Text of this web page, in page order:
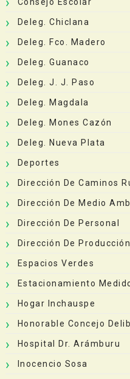
Deleg. Chiclana
Deleg. Fco. Madero
Deleg. Guanaco
Deleg. J. J. Paso
Deleg. Magdala
Deleg. Mones Cazón
Deleg. Nueva Plata
Deportes
Dirección De Caminos
Dirección De Medio
Dirección De Personal
Dirección De Producción
Espacios Verdes
Estacionamiento
Hogar Inchauspe
Honorable Concejo
Hospital Dr. Arámburu
Inocencio Sosa